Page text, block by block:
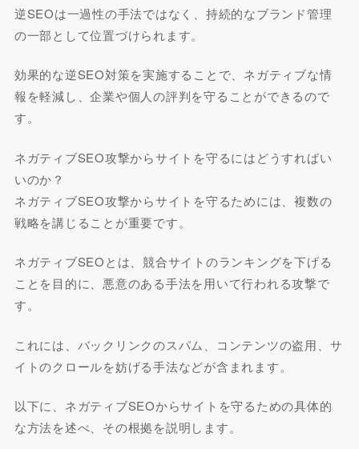
逆SEOは一過性の手法ではなく、持続的なブランド管理
の一部として位置づけられます。
効果的な逆SEO対策を実施することで、ネガティブな情
報を軽減し、企業や個人の評判を守ることができるので
す。
ネガティブSEO攻撃からサイトを守るにはどうすればい
いのか？
ネガティブSEO攻撃からサイトを守るためには、複数の
戦略を講じることが重要です。
ネガティブSEOとは、競合サイトのランキングを下げる
ことを目的に、悪意のある手法を用いて行われる攻撃で
す。
これには、バックリンクのスパム、コンテンツの盗用、サ
イトのクロールを妨げる手法などが含まれます。
以下に、ネガティブSEOからサイトを守るための具体的
な方法を述べ、その根拠を説明します。